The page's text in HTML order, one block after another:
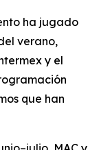
ha jugado
verano,
y el
que han